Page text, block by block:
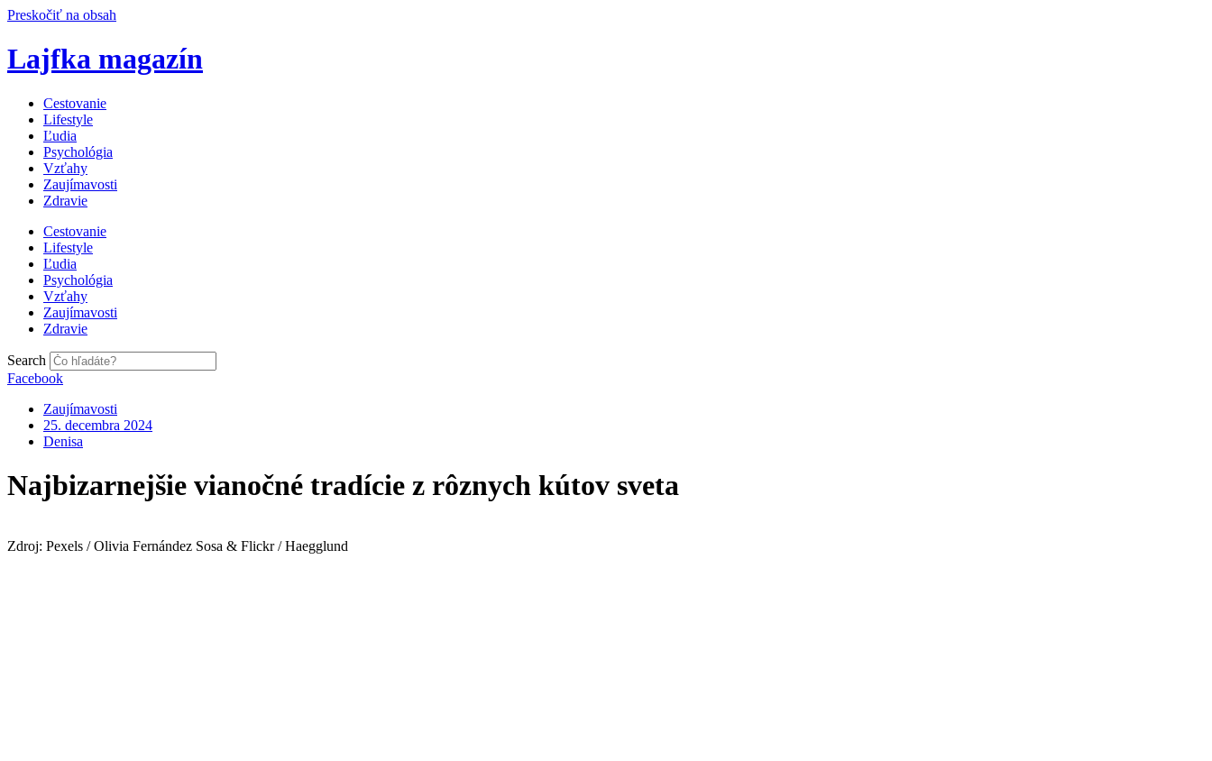
Preskočiť na obsah
Lajfka magazín
Cestovanie
Lifestyle
Ľudia
Psychológia
Vzťahy
Zaujímavosti
Zdravie
Cestovanie
Lifestyle
Ľudia
Psychológia
Vzťahy
Zaujímavosti
Zdravie
Search
Facebook
Zaujímavosti
25. decembra 2024
Denisa
Najbizarnejšie vianočné tradície z rôznych kútov sveta
Zdroj: Pexels / Olivia Fernández Sosa & Flickr / Haegglund